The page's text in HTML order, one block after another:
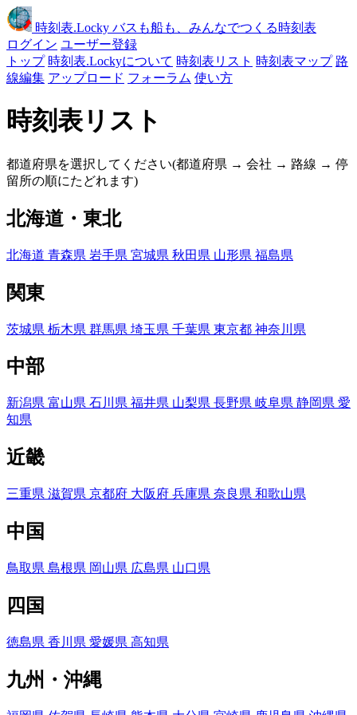
時刻表.Locky バスも船も、みんなでつくる時刻表
ログイン ユーザー登録
トップ 時刻表.Lockyについて 時刻表リスト 時刻表マップ 路
線編集 アップロード フォーラム 使い方
時刻表リスト
都道府県を選択してください(都道府県 → 会社 → 路線 → 停
留所の順にたどれます)
北海道・東北
北海道 青森県 岩手県 宮城県 秋田県 山形県 福島県
関東
茨城県 栃木県 群馬県 埼玉県 千葉県 東京都 神奈川県
中部
新潟県 富山県 石川県 福井県 山梨県 長野県 岐阜県 静岡県 愛
知県
近畿
三重県 滋賀県 京都府 大阪府 兵庫県 奈良県 和歌山県
中国
鳥取県 島根県 岡山県 広島県 山口県
四国
徳島県 香川県 愛媛県 高知県
九州・沖縄